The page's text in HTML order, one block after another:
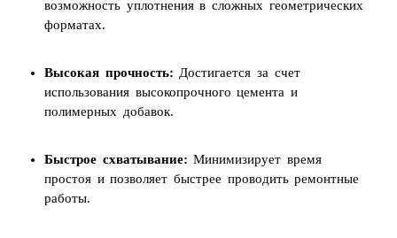
возможность уплотнения в сложных геометрических
форматах.
Высокая прочность: Достигается за счет
использования высокопрочного цемента и
полимерных добавок.
Быстрое схватывание: Минимизирует время
простоя и позволяет быстрее проводить ремонтные
работы.